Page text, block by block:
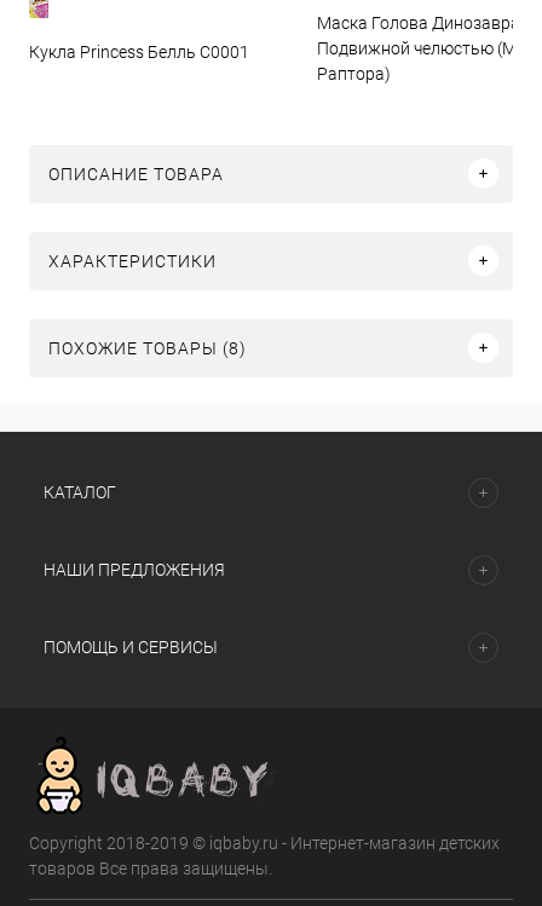
Кукла Princess Белль C0001
Маска Голова Динозавра с
Подвижной челюстью
Раптора)
ОПИСАНИЕ ТОВАРА
ХАРАКТЕРИСТИКИ
ПОХОЖИЕ ТОВАРЫ (8)
КАТАЛОГ
НАШИ ПРЕДЛОЖЕНИЯ
ПОМОЩЬ И СЕРВИСЫ
Copyright 2018-2019 © iqbaby.ru - Интернет-магазин детских
товаров Все права защищены.